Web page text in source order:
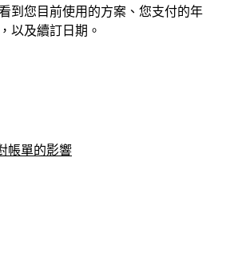
到您目前使用的方案、您支付的年
以及續訂日期。
帳單的影響